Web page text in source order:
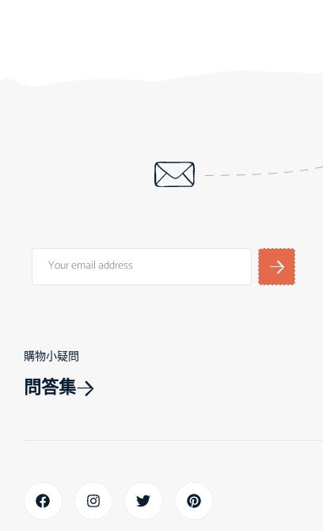
購物小疑問
問答集